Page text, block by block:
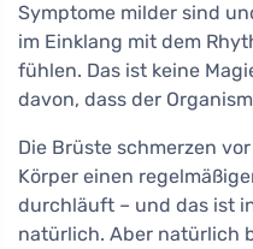
Symptome milder sind
im Einklang mit dem
fühlen. Das ist keine
davon, dass der
Die Brüste schmerzen
Körper einen
durchläuft – und das ist
natürlich. Aber natürlich